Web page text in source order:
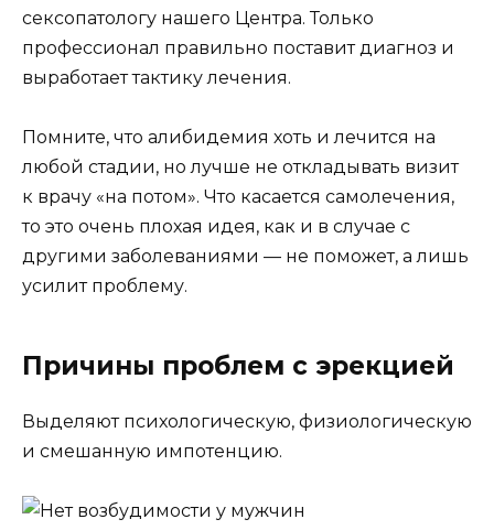
сексопатологу нашего Центра. Только
профессионал правильно поставит диагноз и
выработает тактику лечения.
Помните, что алибидемия хоть и лечится на
любой стадии, но лучше не откладывать визит
к врачу «на потом». Что касается самолечения,
то это очень плохая идея, как и в случае с
другими заболеваниями — не поможет, а лишь
усилит проблему.
Причины проблем с эрекцией
Выделяют психологическую, физиологическую
и смешанную импотенцию.